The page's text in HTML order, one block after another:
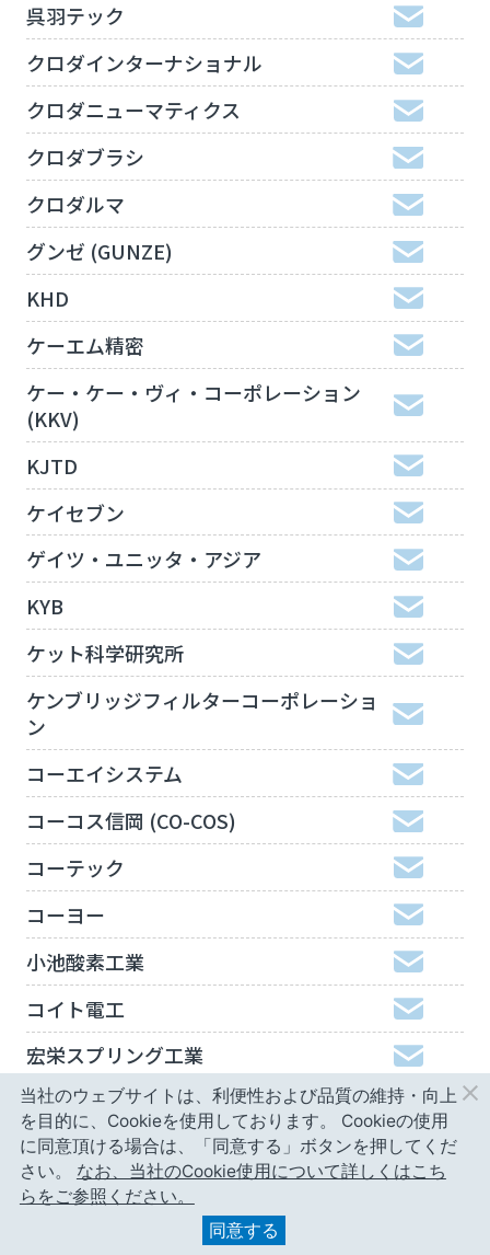
呉羽テック
クロダインターナショナル
クロダニューマティクス
クロダブラシ
クロダルマ
グンゼ (GUNZE)
KHD
ケーエム精密
ケー・ケー・ヴィ・コーポレーション
(KKV)
KJTD
ケイセブン
ゲイツ・ユニッタ・アジア
KYB
ケット科学研究所
ケンブリッジフィルターコーポレーショ
ン
コーエイシステム
コーコス信岡 (CO-COS)
コーテック
コーヨー
小池酸素工業
コイト電工
宏栄スプリング工業
工機ホールディングスジャパン
弘進ゴム
神津精機
当社のウェブサイトは、利便性および品質の維持・向上
を目的に、Cookieを使用しております。
Cookieの使用
に同意頂ける場合は、「同意する」ボタンを押してくだ
さい。
なお、当社のCookie使用について詳しくはこち
らをご参照ください。
同意する